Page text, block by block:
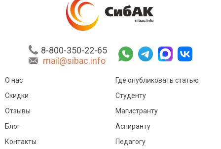
8-800-350-22-65
mail@sibac.info
О нас
Скидки
Отзывы
Блог
Контакты
Где опубликовать статью
Студенту
Магистранту
Аспиранту
Педагогу